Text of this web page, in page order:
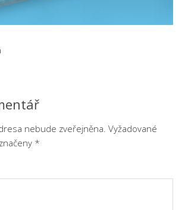
nebude zveřejněna. Vyžadované
*